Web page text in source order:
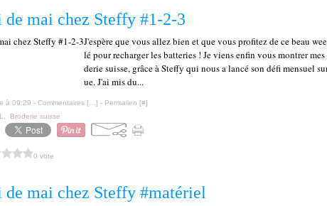
mai chez Steffy #1-2-3
J'espère que vous allez bien et que vous profitez de ce beau
lé pour recharger les batteries ! Je viens enfin vous montrer
derie suisse, grâce à Steffy qui nous a lancé son défi mensuel
ue. J'ai mis du...
à 09:29 - Commentaires [ ] - Permalien [#]
Broderie suisse
0 vote
mai chez Steffy #matériel